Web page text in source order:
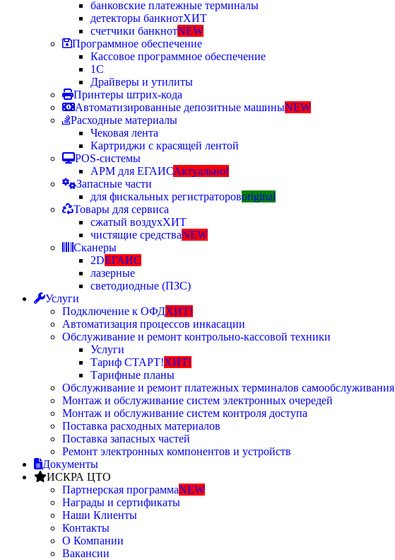
банковские платежные терминалы
детекторы банкнотХИТ
счетчики банкнотNEW
Программное обеспечение
Кассовое программное обеспечение
1С
Драйверы и утилиты
Принтеры штрих-кода
Автоматизированные депозитные машиныNEW
Расходные материалы
Чековая лента
Картриджи с красящей лентой
POS-системы
АРМ для ЕГАИСАктуально!
Запасные части
для фискальных регистраторовoriginal
Товары для сервиса
сжатый воздухХИТ
чистящие средстваNEW
Сканеры
2DЕГАИС
лазерные
светодиодные (ПЗС)
Услуги
Подключение к ОФДХИТ!
Автоматизация процессов инкасации
Обслуживание и ремонт контрольно-кассовой техники
Услуги
Тариф СТАРТ!ХИТ!
Тарифные планы
Обслуживание и ремонт платежных терминалов самообслуживания
Монтаж и обслуживание систем электронных очередей
Монтаж и обслуживание систем контроля доступа
Поставка расходных материалов
Поставка запасных частей
Ремонт электронных компонентов и устройств
Документы
ИСКРА ЦТО
Партнерская программаNEW
Награды и сертификаты
Наши Клиенты
Контакты
О Компании
Вакансии